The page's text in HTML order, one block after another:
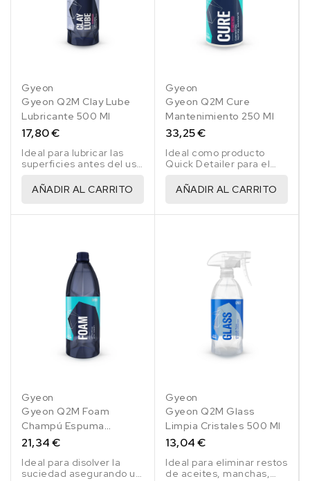
Gyeon
Gyeon Q2M Clay Lube
Lubricante 500 Ml
17,80 €
Ideal para lubricar las
superficies antes del uso
descontaminantes
AÑADIR AL CARRITO
Gyeon
Gyeon Q2M Cure
Mantenimiento 250 Ml
33,25 €
Ideal como producto
Quick Detailer para el
coche con coating o sin
AÑADIR AL CARRITO
Gyeon
Gyeon Q2M Foam
Champú Espuma
Prelavado 1 Lt
21,34 €
Ideal para disolver la
suciedad asegurando un
Gyeon
Gyeon Q2M Glass
Limpia Cristales 500 Ml
13,04 €
Ideal para eliminar restos
de aceites, manchas,